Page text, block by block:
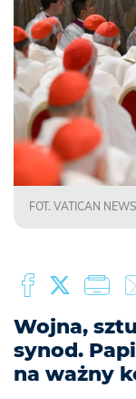
FOT. VATICAN NEWS
Wojna,
synod.
na ważny